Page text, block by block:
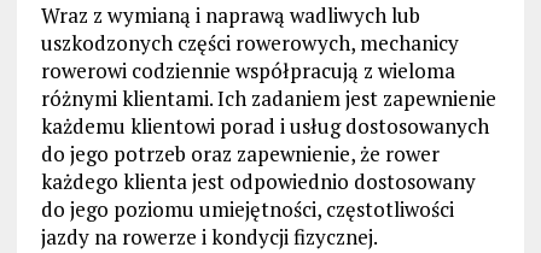
Wraz z wymianą i naprawą wadliwych lub
uszkodzonych części rowerowych, mechanicy
rowerowi codziennie współpracują z wieloma
różnymi klientami. Ich zadaniem jest zapewnienie
każdemu klientowi porad i usług dostosowanych
do jego potrzeb oraz zapewnienie, że rower
każdego klienta jest odpowiednio dostosowany
do jego poziomu umiejętności, częstotliwości
jazdy na rowerze i kondycji fizycznej.